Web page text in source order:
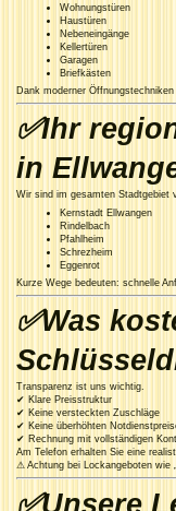
Wohnungstüren
Haustüren
Nebeneingänge
Kellertüren
Garagen
Briefkästen
Dank moderner
✅Ihr
in
Wir sind im gesamten Stadtgebiet
Kernstadt Ellwangen
Rindelbach
Pfahlheim
Schrezheim
Eggenrot
Kurze Wege bedeuten: schnelle
✅Was
Transparenz ist uns wichtig.
✔ Klare Preisstruktur
✔ Keine versteckten Zuschläge
✔ Keine überhöhten
✔ Rechnung mit vollständigen
Am Telefon erhalten Sie eine
⚠ Achtung bei Lockangeboten wie
✅Unsere